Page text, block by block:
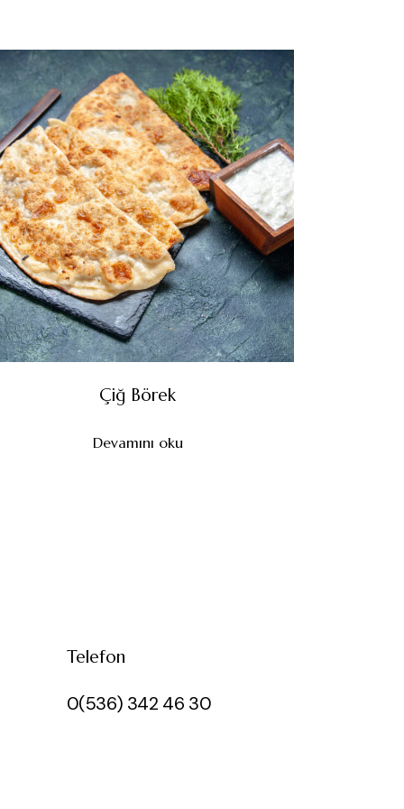
Çiğ Börek
Devamını oku
Telefon
0(536) 342 46 30